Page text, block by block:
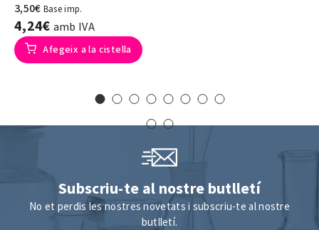
3,50€ Base imp.
4,24€ amb IVA
Afegeix a la cistella
Subscriu-te al nostre butlletí
No et perdis les nostres novetats i subscriu-te al nostre
butlletí.